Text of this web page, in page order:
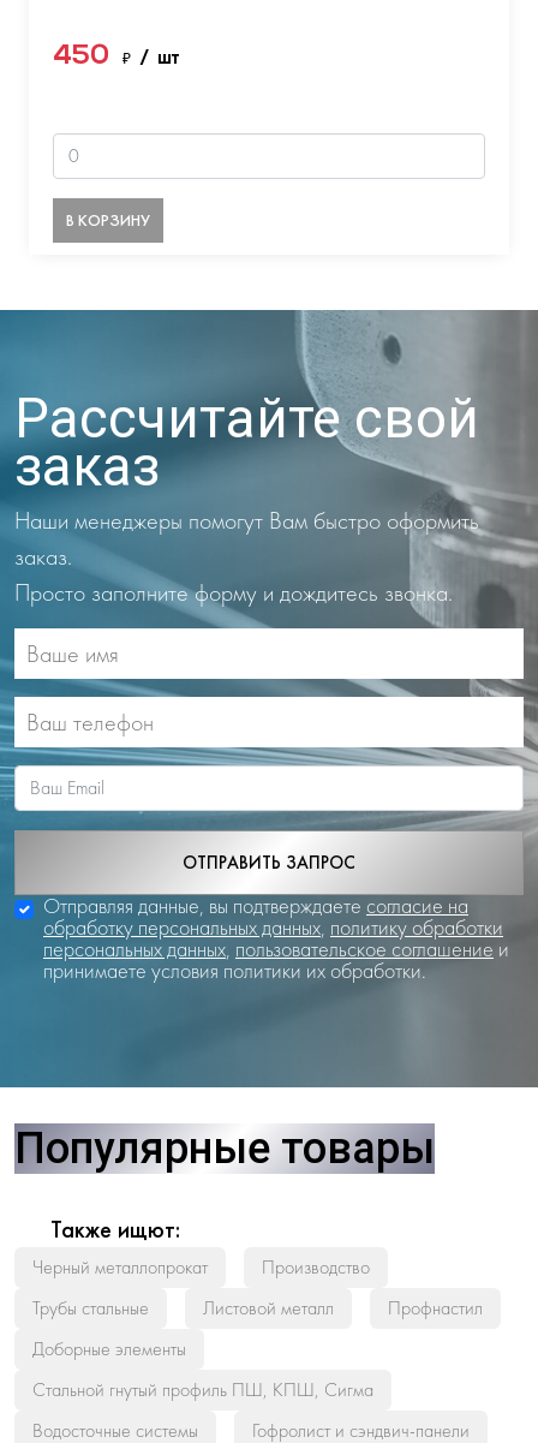
450 ₽ / шт
В КОРЗИНУ
Рассчитайте свой
заказ
Наши менеджеры помогут Вам быстро оформить
заказ.
Просто заполните форму и дождитесь звонка.
ОТПРАВИТЬ ЗАПРОС
Отправляя данные, вы подтверждаете согласие на
обработку персональных данных, политику обработки
персональных данных, пользовательское соглашение и
принимаете условия политики их обработки.
Популярные товары
Также ищют:
Черный металлопрокат
Производство
Трубы стальные
Листовой металл
Профнастил
Доборные элементы
Стальной гнутый профиль ПШ, КПШ, Сигма
Водосточные системы
Гофролист и сэндвич-панели